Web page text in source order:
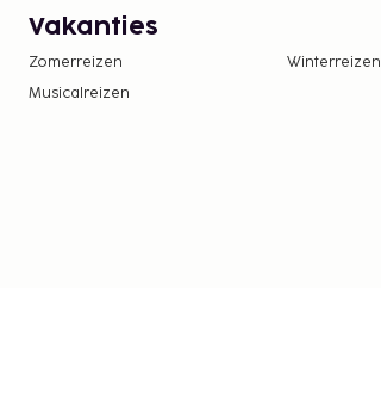
Vakanties
Zomerreizen Winterreizen
Musicalreizen